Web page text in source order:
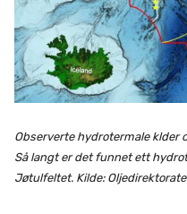
Observerte hydrotermale klder
Så langt er det funnet ett
Jøtulfeltet. Kilde: